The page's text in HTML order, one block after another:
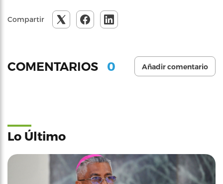
Compartir
COMENTARIOS 0 Añadir comentario
Lo Último